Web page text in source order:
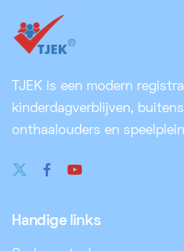
TJEK is een modern
kinderdagverblijven,
onthaalouders en
Handige links